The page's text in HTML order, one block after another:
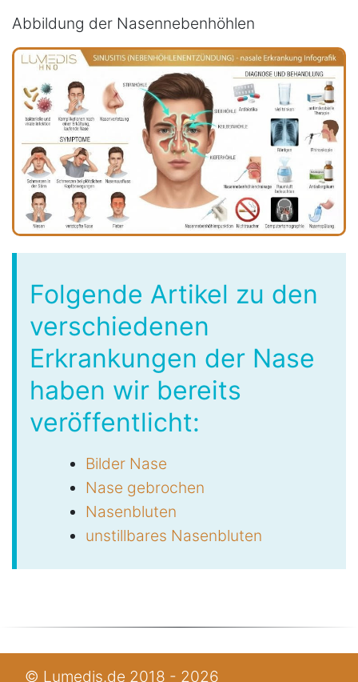
Abbildung der Nasennebenhöhlen
Folgende Artikel zu den
verschiedenen
Erkrankungen der Nase
haben wir bereits
veröffentlicht:
Bilder Nase
Nase gebrochen
Nasenbluten
unstillbares Nasenbluten
© Lumedis.de 2018 - 2026